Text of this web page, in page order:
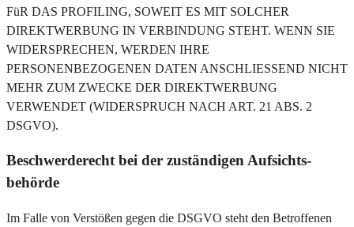
FüR DAS PROFILING, SOWEIT ES MIT SOLCHER
DIREKTWERBUNG IN VERBINDUNG STEHT. WENN SIE
WIDERSPRECHEN, WERDEN IHRE
PERSONENBEZOGENEN DATEN ANSCHLIESSEND NICHT
MEHR ZUM ZWECKE DER DIREKTWERBUNG
VERWENDET (WIDERSPRUCH NACH ART. 21 ABS. 2
DSGVO).
Beschwerde­recht bei der zuständigen Aufsichts­
behörde
Im Falle von Verstößen gegen die DSGVO steht den Betroffenen